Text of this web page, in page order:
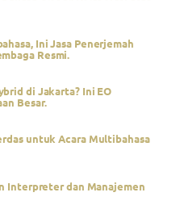
Ini Jasa Penerjemah
Resmi.
di Jakarta? Ini EO
Besar.
untuk Acara Multibahasa
Interpreter dan Manajemen